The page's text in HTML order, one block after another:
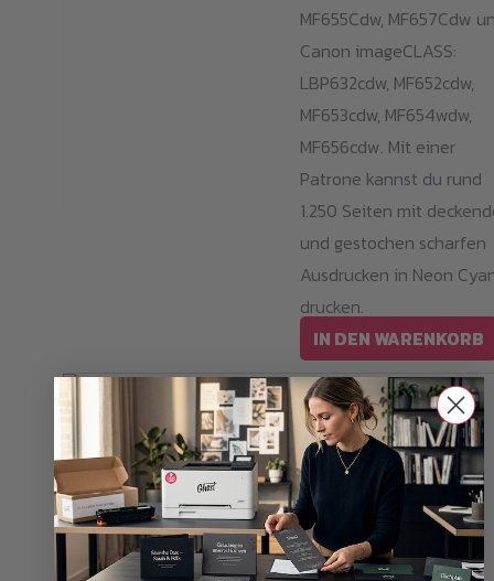
MF655Cdw, MF657Cdw
Canon imageCLASS:
LBP632cdw, MF652cdw,
MF653cdw, MF654wdw,
MF656cdw. Mit einer
Patrone kannst du rund
1.250 Seiten mit
und gestochen scharfen
Ausdrucken in Neon
drucken.
IN DEN WARENKORB
Toner kaufen
Neon Magenta
Toner LBP633 /
067